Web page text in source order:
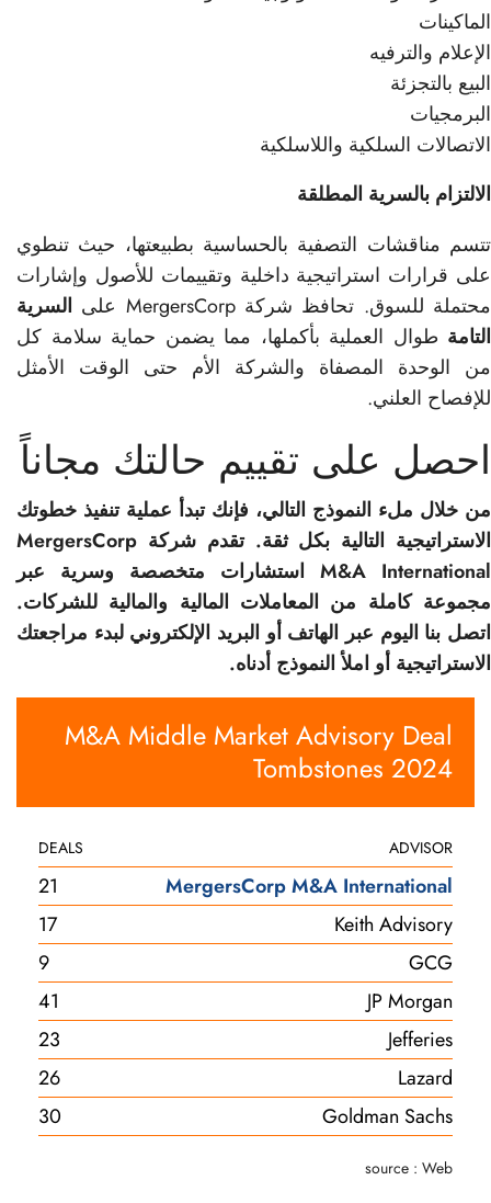
الماكينات
الإعلام والترفيه
البيع بالتجزئة
البرمجيات
الاتصالات السلكية واللاسلكية
الالتزام بالسرية المطلقة
تتسم مناقشات التصفية بالحساسية بطبيعتها، حيث تنطوي
على قرارات استراتيجية داخلية وتقييمات للأصول وإشارات
محتملة للسوق. تحافظ شركة MergersCorp على
السرية
التامة طوال العملية بأكملها، مما يضمن حماية سلامة كل
من الوحدة المصفاة والشركة الأم حتى الوقت الأمثل
للإفصاح العلني.
احصل على تقييم حالتك مجاناً
من خلال ملء النموذج التالي، فإنك تبدأ عملية تنفيذ خطوتك
الاستراتيجية التالية بكل ثقة. تقدم شركة MergersCorp
M&A International استشارات متخصصة وسرية عبر
مجموعة كاملة من المعاملات المالية والمالية للشركات.
اتصل بنا اليوم عبر الهاتف أو البريد الإلكتروني لبدء مراجعتك
الاستراتيجية أو املأ النموذج أدناه.
M&A Middle Market Advisory Deal
Tombstones 2024
ADVISOR
DEALS
MergersCorp M&A International
21
Keith Advisory
17
GCG
9
JP Morgan
41
Jefferies
23
Lazard
26
Goldman Sachs
30
source : Web